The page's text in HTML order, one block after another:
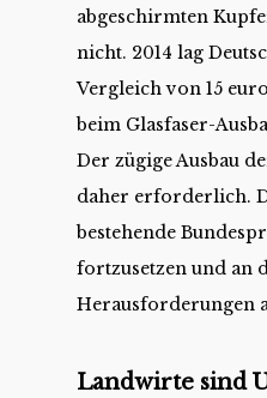
abgeschirmten
nicht. 2014 lag
Vergleich von 15
beim Glasfaser-
Der zügige Ausbau
daher erforderlich.
bestehende
fortzusetzen und an
Herausforderungen
Landwirte sind